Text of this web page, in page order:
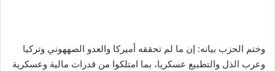
وختم الحزب بيانه: إن ما لم تحققه أميركا والعدو الصههوني وتركيا
وعرب الذل والتطبيع عسكريا، بما امتلكوا من قدرات مالية وعسكرية